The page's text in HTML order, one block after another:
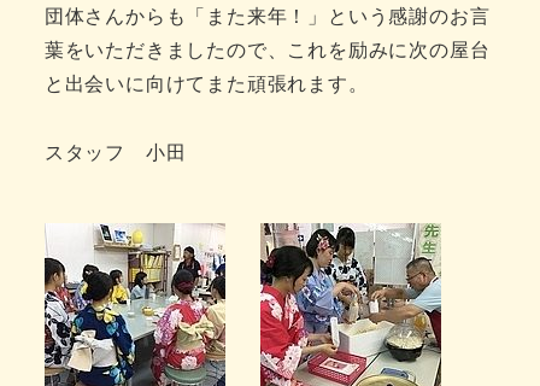
団体さんからも「また来年！」という感謝のお言
葉をいただきましたので、これを励みに次の屋台
と出会いに向けてまた頑張れます。
スタッフ 小田